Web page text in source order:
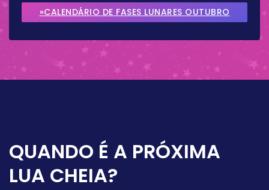
2026
»CALENDÁRIO DE FASES LUNARES OUTUBRO
QUANDO É A PRÓXIMA
LUA CHEIA?